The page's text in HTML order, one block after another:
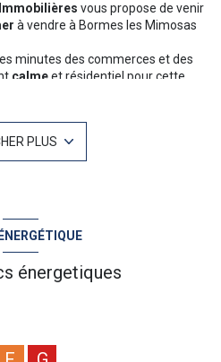
vous propose de venir
à vendre à Bormes les Mimosas
minutes des commerces et des
calmeet résidentiel pour cette
cuisine ouverte équipée, d'une
attenante, d'une buanderie et
inférieur bénéficie d'une
-Grand garage
auxquels ce bien est exposé sont
PLUS
énergetiques